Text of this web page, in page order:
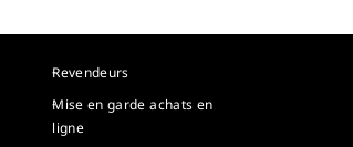
Revendeurs
Mise en garde achats en
ligne